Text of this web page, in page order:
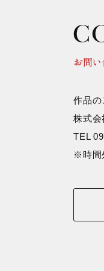
作品の
株式
TEL
※時間